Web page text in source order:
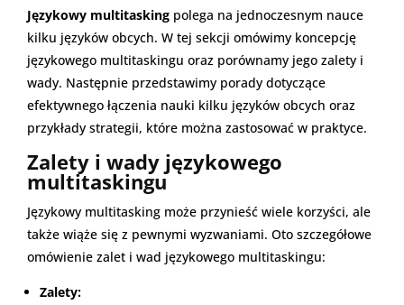
Językowy multitasking polega na jednoczesnym nauce
kilku języków obcych. W tej sekcji omówimy koncepcję
językowego multitaskingu oraz porównamy jego zalety i
wady. Następnie przedstawimy porady dotyczące
efektywnego łączenia nauki kilku języków obcych oraz
przykłady strategii, które można zastosować w praktyce.
Zalety i wady językowego
multitaskingu
Językowy multitasking może przynieść wiele korzyści, ale
także wiąże się z pewnymi wyzwaniami. Oto szczegółowe
omówienie zalet i wad językowego multitaskingu:
Zalety: